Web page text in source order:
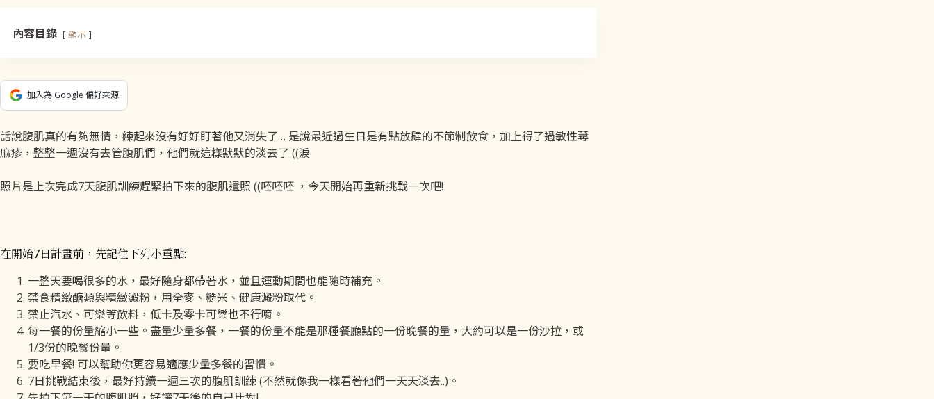
內容目錄 顯示
加入為 Google 偏好來源
話說腹肌真的有夠無情，練起來沒有好好盯著他又消失了… 是說最近過生日是有點放肆的不節制飲食，加上得了過敏性蕁
麻疹，整整一週沒有去管腹肌們，他們就這樣默默的淡去了 ((淚
照片是上次完成7天腹肌訓練趕緊拍下來的腹肌遺照 ((呸呸呸 ，今天開始再重新挑戰一次吧!
在開始7日計畫前，先記住下列小重點:
一整天要喝很多的水，最好隨身都帶著水，並且運動期間也能隨時補充。
禁食精緻醣類與精緻澱粉，用全麥、糙米、健康澱粉取代。
禁止汽水、可樂等飲料，低卡及零卡可樂也不行唷。
每一餐的份量縮小一些。盡量少量多餐，一餐的份量不能是那種餐廳點的一份晚餐的量，大約可以是一份沙拉，或
1/3份的晚餐份量。
要吃早餐! 可以幫助你更容易適應少量多餐的習慣。
7日挑戰結束後，最好持續一週三次的腹肌訓練 (不然就像我一樣看著他們一天天淡去..)。